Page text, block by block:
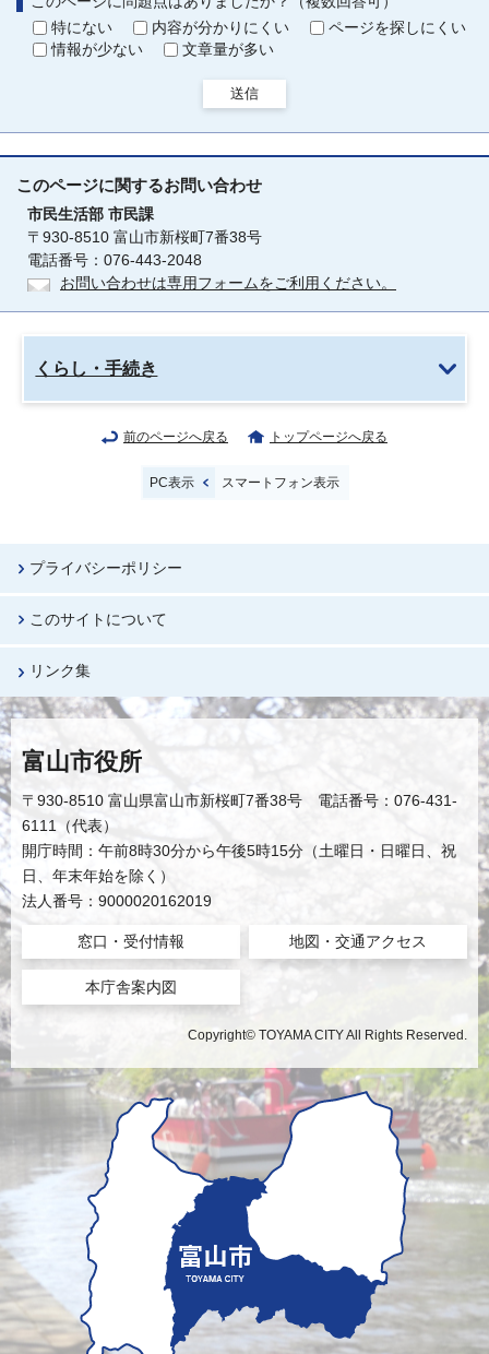
特にない
内容が分かりにくい
ページを探しにくい
情報が少ない
文章量が多い
送信
このページに関するお問い合わせ
市民生活部 市民課
〒930-8510 富山市新桜町7番38号
電話番号：076-443-2048
お問い合わせは専用フォームをご利用ください。
くらし・手続き
前のページへ戻る トップページへ戻る
PC表示 スマートフォン表示
プライバシーポリシー
このサイトについて
リンク集
富山市役所
〒930-8510 富山県富山市新桜町7番38号 電話番号：076-431-
6111（代表）
開庁時間：午前8時30分から午後5時15分（土曜日・日曜日、祝
日、年末年始を除く）
法人番号：9000020162019
窓口・受付情報 地図・交通アクセス
本庁舎案内図
Copyright© TOYAMA CITY All Rights Reserved.